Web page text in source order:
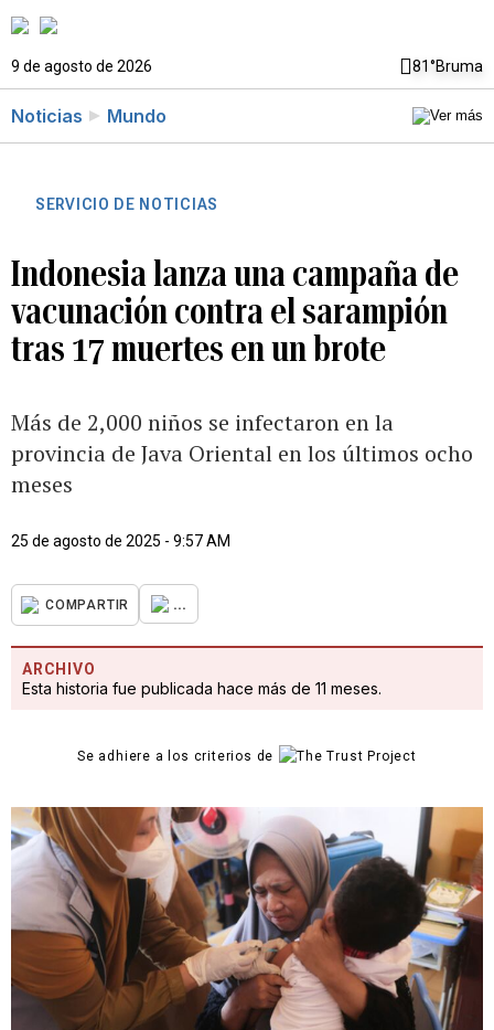
9 de agosto de 2026 81°Bruma
Noticias Mundo
SERVICIO DE NOTICIAS
Indonesia lanza una campaña de
vacunación contra el sarampión
tras 17 muertes en un brote
Más de 2,000 niños se infectaron en la
provincia de Java Oriental en los últimos ocho
meses
25 de agosto de 2025 - 9:57 AM
COMPARTIR ...
ARCHIVO
Esta historia fue publicada hace más de 11 meses.
Se adhiere a los criterios de